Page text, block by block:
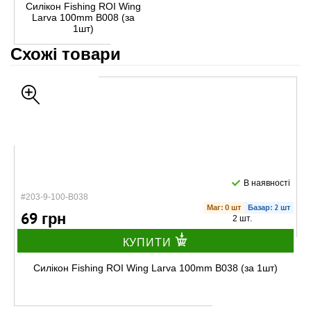
Силікон Fishing ROI Wing
Larva 100mm B008 (за
1шт)
Схожі товари
#203-9-100-B038
В наявності
Маг: 0 шт Базар: 2 шт
69 грн 2 шт.
КУПИТИ
Силікон Fishing ROI Wing Larva 100mm B038 (за 1шт)